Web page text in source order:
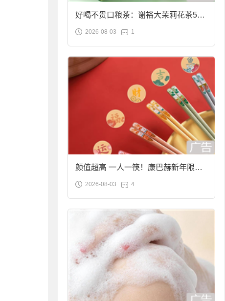
好喝不贵口粮茶：谢裕大茉莉花茶50g
袋装9.9元到手
2026-08-03 1
颜值超高 一人一筷！康巴赫新年限定
合金筷子大促：19.9元
2026-08-03 4